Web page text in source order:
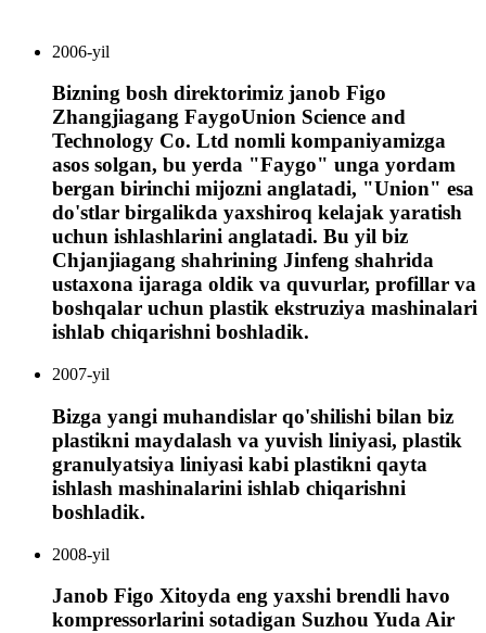
2006-yil
Bizning bosh direktorimiz janob Figo
Zhangjiagang FaygoUnion Science and
Technology Co. Ltd nomli kompaniyamizga
asos solgan, bu yerda "Faygo" unga yordam
bergan birinchi mijozni anglatadi, "Union" esa
do'stlar birgalikda yaxshiroq kelajak yaratish
uchun ishlashlarini anglatadi. Bu yil biz
Chjanjiagang shahrining Jinfeng shahrida
ustaxona ijaraga oldik va quvurlar, profillar va
boshqalar uchun plastik ekstruziya mashinalari
ishlab chiqarishni boshladik.
2007-yil
Bizga yangi muhandislar qo'shilishi bilan biz
plastikni maydalash va yuvish liniyasi, plastik
granulyatsiya liniyasi kabi plastikni qayta
ishlash mashinalarini ishlab chiqarishni
boshladik.
2008-yil
Janob Figo Xitoyda eng yaxshi brendli havo
kompressorlarini sotadigan Suzhou Yuda Air